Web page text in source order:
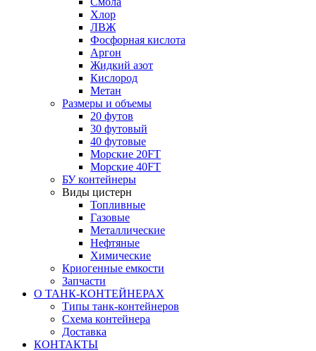
Хлор
ЛВЖ
Фосфорная кислота
Аргон
Жидкий азот
Кислород
Метан
Размеры и объемы
20 футов
30 футовый
40 футовые
Морские 20FT
Морские 40FT
БУ контейнеры
Виды цистерн
Топливные
Газовые
Металлические
Нефтяные
Химические
Криогенные емкости
Запчасти
О ТАНК-КОНТЕЙНЕРАХ
Типы танк-контейнеров
Схема контейнера
Доставка
КОНТАКТЫ